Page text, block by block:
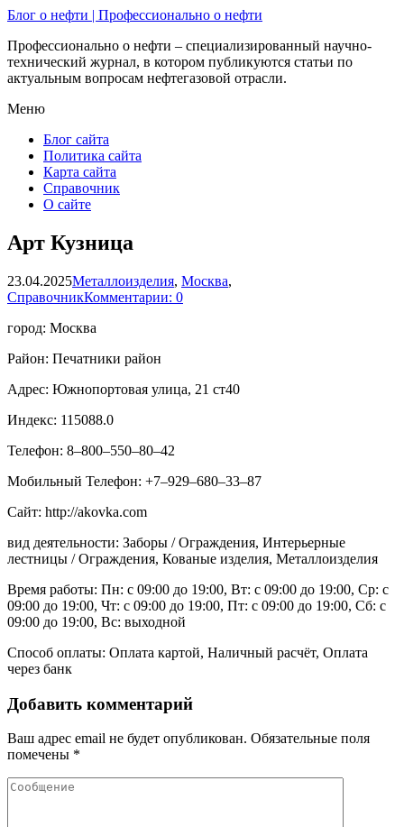
Блог о нефти | Профессионально о нефти
Профессионально о нефти – специализированный научно-
технический журнал, в котором публикуются статьи по
актуальным вопросам нефтегазовой отрасли.
Меню
Блог сайта
Политика сайта
Карта сайта
Справочник
О сайте
Арт Кузница
23.04.2025Металлоизделия, Москва,
СправочникКомментарии: 0
город: Москва
Район: Печатники район
Адрес: Южнопортовая улица, 21 ст40
Индекс: 115088.0
Телефон: 8‒800‒550‒80‒42
Мобильный Телефон: +7‒929‒680‒33‒87
Сайт: http://akovka.com
вид деятельности: Заборы / Ограждения, Интерьерные
лестницы / Ограждения, Кованые изделия, Металлоизделия
Время работы: Пн: с 09:00 до 19:00, Вт: с 09:00 до 19:00, Ср: с
09:00 до 19:00, Чт: с 09:00 до 19:00, Пт: с 09:00 до 19:00, Сб: с
09:00 до 19:00, Вс: выходной
Способ оплаты: Оплата картой, Наличный расчёт, Оплата
через банк
Добавить комментарий
Ваш адрес email не будет опубликован. Обязательные поля
помечены *